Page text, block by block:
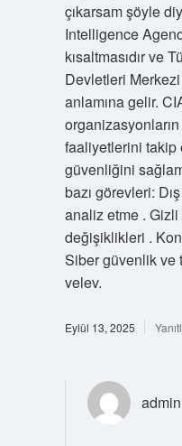
çıkarsam şöyle
Intelligence
kısaltmasıdır ve
Devletleri
anlamına gelir.
faaliyetlerini takip
güvenliğini
bazı görevleri:
analiz etme .
değişiklikleri .
Siber güvenlik ve
velev.
Eylül 13, 2025
admin